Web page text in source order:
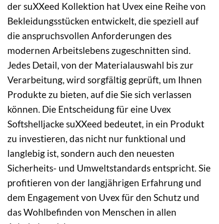
der suXXeed Kollektion hat Uvex eine Reihe von
Bekleidungsstücken entwickelt, die speziell auf
die anspruchsvollen Anforderungen des
modernen Arbeitslebens zugeschnitten sind.
Jedes Detail, von der Materialauswahl bis zur
Verarbeitung, wird sorgfältig geprüft, um Ihnen
Produkte zu bieten, auf die Sie sich verlassen
können. Die Entscheidung für eine Uvex
Softshelljacke suXXeed bedeutet, in ein Produkt
zu investieren, das nicht nur funktional und
langlebig ist, sondern auch den neuesten
Sicherheits- und Umweltstandards entspricht. Sie
profitieren von der langjährigen Erfahrung und
dem Engagement von Uvex für den Schutz und
das Wohlbefinden von Menschen in allen